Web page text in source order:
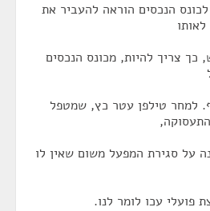
הנכסים הוראה להעביר את
צריך להיות, מכונס הנכסים
למחר טילפן עטר כץ, שמטפל
על סגירת המפעל משום שאין לו
פועלי עכו לומר לנו.